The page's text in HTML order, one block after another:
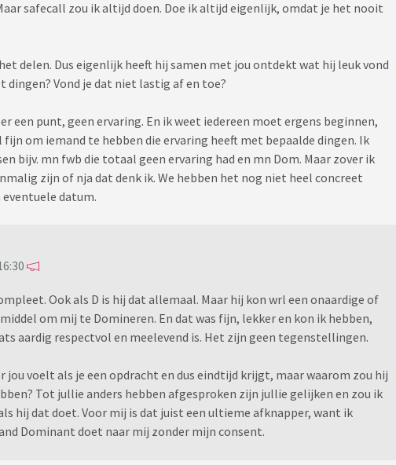
safecall zou ik altijd doen. Doe ik altijd eigenlijk, omdat je het nooit
delen. Dus eigenlijk heeft hij samen met jou ontdekt wat hij leuk vond
dingen? Vond je dat niet lastig af en toe?
een punt, geen ervaring. En ik weet iedereen moet ergens beginnen,
fijn om iemand te hebben die ervaring heeft met bepaalde dingen. Ik
bijv. mn fwb die totaal geen ervaring had en mn Dom. Maar zover ik
zijn of nja dat denk ik. We hebben het nog niet heel concreet
datum.
Ook als D is hij dat allemaal. Maar hij kon wrl een onaardige of
om mij te Domineren. En dat was fijn, lekker en kon ik hebben,
aardig respectvol en meelevend is. Het zijn geen tegenstellingen.
jou voelt als je een opdracht en dus eindtijd krijgt, maar waarom zou hij
Tot jullie anders hebben afgesproken zijn jullie gelijken en zou ik
hij dat doet. Voor mij is dat juist een ultieme afknapper, want ik
Dominant doet naar mij zonder mijn consent.